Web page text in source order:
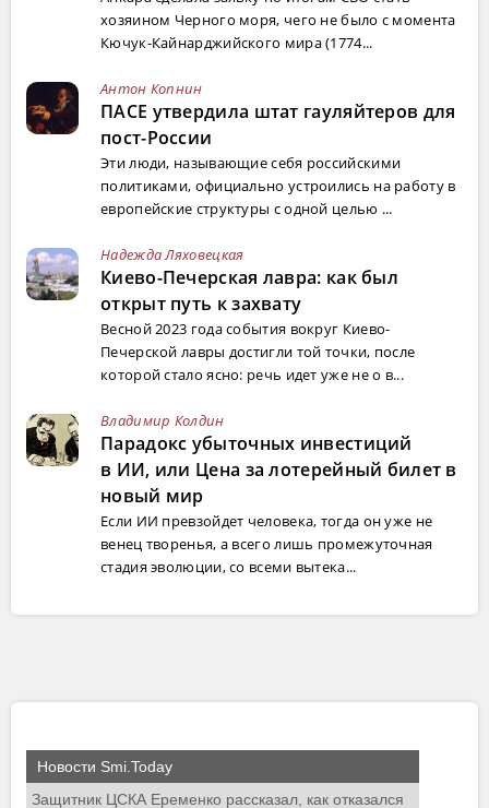
хозяином Черного моря, чего не было с момента
Кючук-Кайнарджийского мира (1774...
Антон Копнин
ПАСЕ утвердила штат гауляйтеров для
пост-России
Эти люди, называющие себя российскими
политиками, официально устроились на работу в
европейские структуры с одной целью ...
Надежда Ляховецкая
Киево-Печерская лавра: как был
открыт путь к захвату
Весной 2023 года события вокруг Киево-
Печерской лавры достигли той точки, после
которой стало ясно: речь идет уже не о в...
Владимир Колдин
Парадокс убыточных инвестиций
в ИИ, или Цена за лотерейный билет в
новый мир
Если ИИ превзойдет человека, тогда он уже не
венец творенья, а всего лишь промежуточная
стадия эволюции, со всеми вытека...